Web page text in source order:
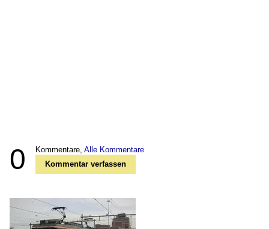
0 Kommentare, Alle Kommentare
Kommentar verfassen